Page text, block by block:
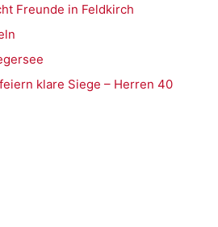
Freunde in Feldkirch
klare Siege – Herren 40